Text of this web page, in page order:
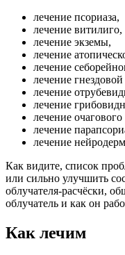
лечение псориаза,
лечение витилиго,
лечение экземы,
лечение
лечение
лечение
лечение
лечение
лечение
лечение
лечение
Как видите, список
или сильно улучшить
облучателя-расчёски,
облучатель и как он
Как лечим